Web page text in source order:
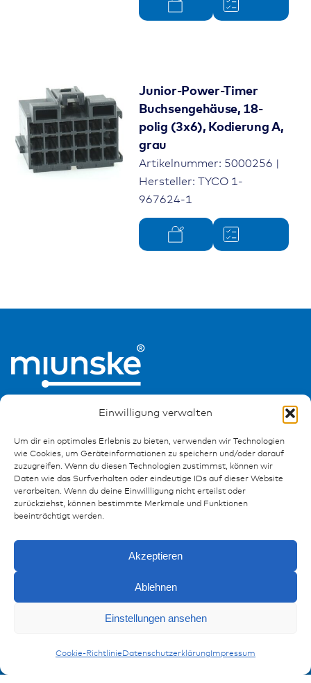
Einwilligung verwalten
Um dir ein optimales Erlebnis zu bieten, verwenden wir Technologien
wie Cookies, um Geräteinformationen zu speichern und/oder darauf
zuzugreifen. Wenn du diesen Technologien zustimmst, können wir
Daten wie das Surfverhalten oder eindeutige IDs auf dieser Website
verarbeiten. Wenn du deine Einwillligung nicht erteilst oder
zurückziehst, können bestimmte Merkmale und Funktionen
beeinträchtigt werden.
Akzeptieren
Ablehnen
Einstellungen ansehen
Cookie-Richtlinie Datenschutzerklärung Impressum
J.T. & J.P.T - Gehäuse
Junior-Power-Timer
Buchsengehäuse, 18-
polig (3x6), Kodierung A,
grau
Artikelnummer: 5000256 |
Hersteller: TYCO 1-
967624-1
Ressourcen
Publikationen
Referenzen
Datenschutz
Kontaktformular